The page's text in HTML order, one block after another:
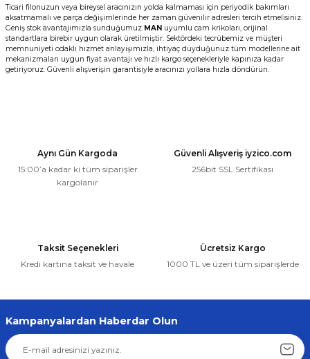
Ticari filonuzun veya bireysel aracınızın yolda kalmaması için periyodik bakımları
aksatmamalı ve parça değişimlerinde her zaman güvenilir adresleri tercih etmelisiniz.
Geniş stok avantajımızla sunduğumuz MAN uyumlu cam krikoları, orijinal
standartlara birebir uygun olarak üretilmiştir. Sektördeki tecrübemiz ve müşteri
memnuniyeti odaklı hizmet anlayışımızla, ihtiyaç duyduğunuz tüm modellerine ait
mekanizmaları uygun fiyat avantajı ve hızlı kargo seçenekleriyle kapınıza kadar
getiriyoruz. Güvenli alışverişin garantisiyle aracınızı yollara hızla döndürün.
Aynı Gün Kargoda
15:00’a kadar ki tüm siparişler
kargolanır
Güvenli Alışveriş iyzico.com
256bit SSL Sertifikası
Taksit Seçenekleri
Kredi kartına taksit ve havale
Ücretsiz Kargo
1000 TL ve üzeri tüm siparişlerde
Kampanyalardan Haberdar Olun